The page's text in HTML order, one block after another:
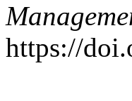
https://